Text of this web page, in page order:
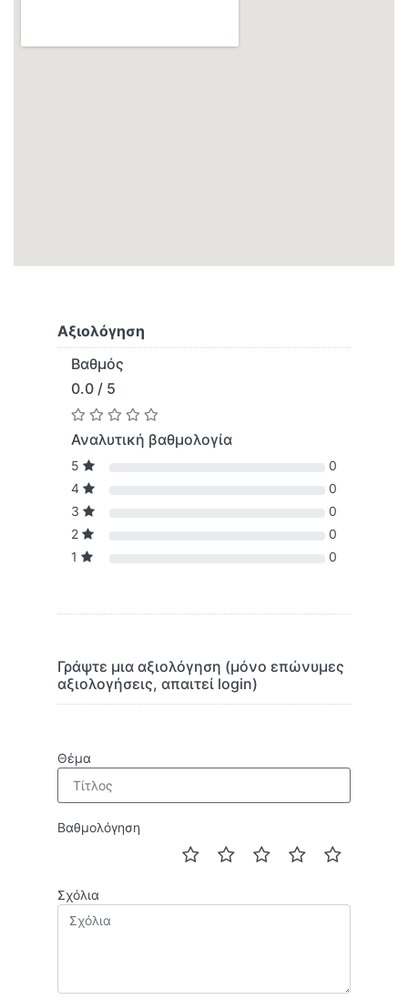
Αξιολόγηση
Βαθμός
0.0 / 5
Αναλυτική βαθμολογία
5
0
4
0
3
0
2
0
1
0
Γράψτε μια αξιολόγηση (μόνο επώνυμες
αξιολογήσεις, απαιτεί login)
Θέμα
Βαθμολόγηση
Σχόλια